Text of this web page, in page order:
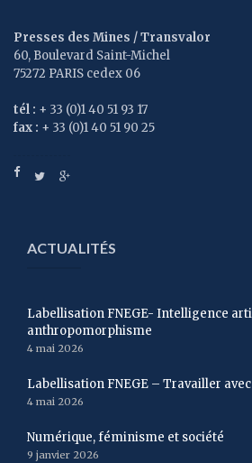
Presses des Mines / Transvalor
60, Boulevard Saint-Michel
75272 PARIS cedex 06
tél : + 33 (0)1 40 51 93 17
fax : + 33 (0)1 40 51 90 25
ACTUALITÉS
Labellisation FNEGE- Intelligence
anthropomorphisme
4 mai 2026
Labellisation FNEGE – Travailler
4 mai 2026
Numérique, féminisme et société
9 janvier 2026